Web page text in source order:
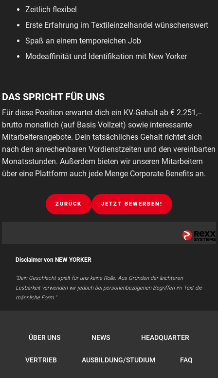
Zeitlich flexibel
Erste Erfahrung im Textileinzelhandel wünschenswert
Spaß an einem temporeichen Job
Modeaffinität und Identifikation mit New Yorker
DAS SPRICHT FÜR UNS
Für diese Position erwartet dich ein KV-Gehalt ab € 2.251,--
brutto monatlich (auf Basis Vollzeit) sowie interessante
Mitarbeiterangebote. Dein tatsächliches Gehalt richtet sich
nach den anrechenbaren Vordienstzeiten und den vereinbarten
Monatsstunden. Außerdem bieten wir unseren Mitarbeitern
über eine Plattform auch jede Menge Corporate Benefits an.
ZURÜCK JETZT BEWERBEN!
Disclaimer von NEW YORKER
"Dein Geschlecht spielt für uns keine Rolle. Aus Gründen der leichteren
Lesbarkeit verwenden wir jedoch bei personenbezogenen Begriffen im Text die
männliche Form."
ÜBER UNS NEWS HEADQUARTER
VERTRIEB AUSBILDUNG/STUDIUM FAQ